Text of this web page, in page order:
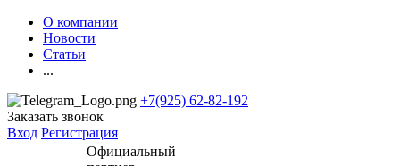
О компании
Новости
Статьи
...
+7(925) 62-82-192
Заказать звонок
Вход Регистрация
Официальный